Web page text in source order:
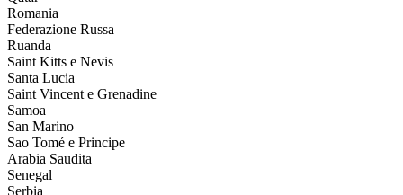
Romania
Federazione Russa
Ruanda
Saint Kitts e Nevis
Santa Lucia
Saint Vincent e Grenadine
Samoa
San Marino
Sao Tomé e Principe
Arabia Saudita
Senegal
Serbia